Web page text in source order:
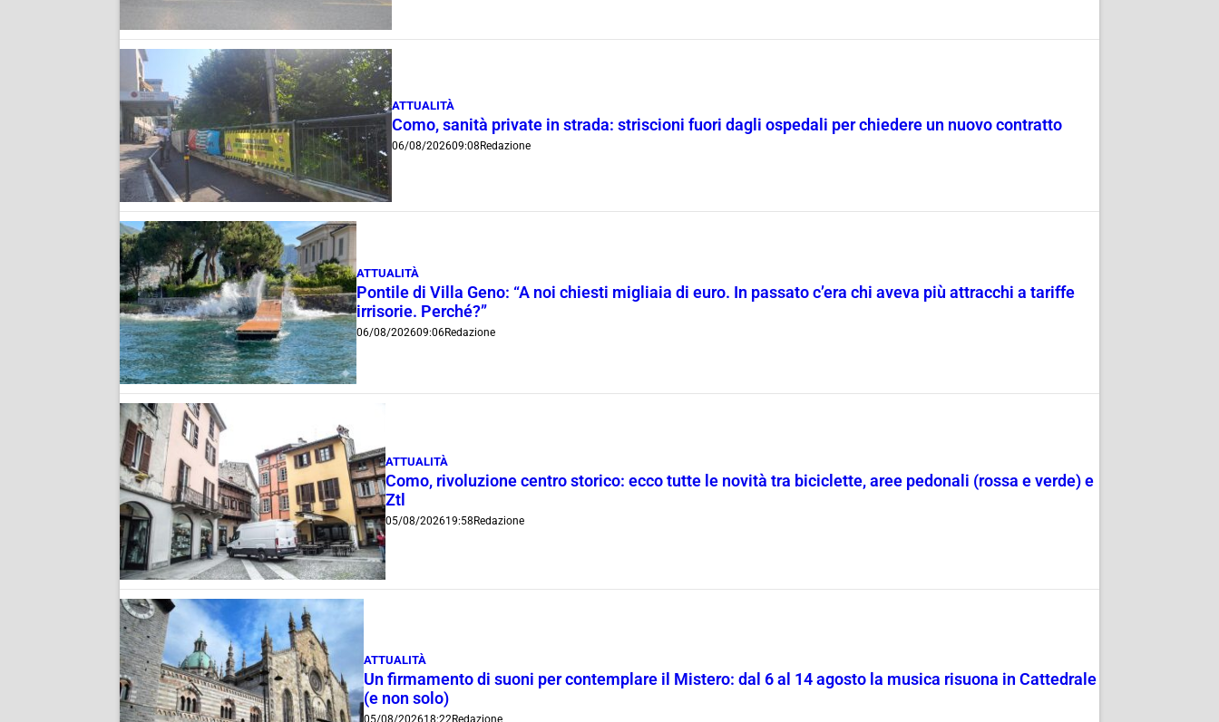
ATTUALITÀ
Como, sanità private in strada: striscioni fuori dagli ospedali per chiedere un nuovo contratto
06/08/202609:08 Redazione
ATTUALITÀ
Pontile di Villa Geno: “A noi chiesti migliaia di euro. In passato c’era chi aveva più attracchi a tariffe
irrisorie. Perché?”
06/08/202609:06Redazione
ATTUALITÀ
Como, rivoluzione centro storico: ecco tutte le novità tra biciclette, aree pedonali (rossa e verde) e
Ztl
05/08/202619:58 Redazione
ATTUALITÀ
Un firmamento di suoni per contemplare il Mistero: dal 6 al 14 agosto la musica risuona in Cattedrale
(e non solo)